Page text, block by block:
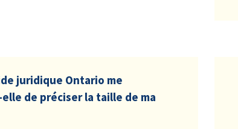
juridique Ontario me
de préciser la taille de ma